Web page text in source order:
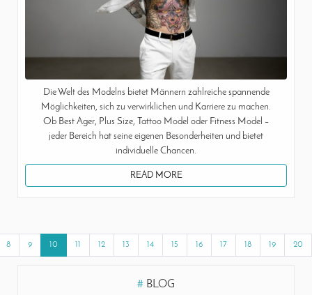
Die Welt des Modelns bietet Männern zahlreiche spannende
Möglichkeiten, sich zu verwirklichen und Karriere zu machen.
Ob Best Ager, Plus Size, Tattoo Model oder Fitness Model –
jeder Bereich hat seine eigenen Besonderheiten und bietet
individuelle Chancen.
READ MORE
8 9 10 11 12 13 14 15 16 17 18 19 20
# BLOG